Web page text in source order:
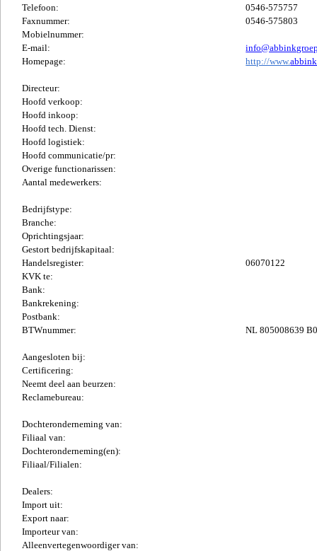
Telefoon:
0546-575757
Faxnummer:
0546-575803
Mobielnummer:
E-mail:
Homepage:
http://www.
Directeur:
Hoofd verkoop:
Hoofd inkoop:
Hoofd tech. Dienst:
Hoofd logistiek:
Hoofd communicatie/pr:
Overige functionarissen:
Aantal medewerkers:
Bedrijfstype:
Branche:
Oprichtingsjaar:
Gestort bedrijfskapitaal:
Handelsregister:
06070122
KVK te:
Bank:
Bankrekening:
Postbank:
BTWnummer:
NL 805008639
Aangesloten bij:
Certificering:
Neemt deel aan beurzen:
Reclamebureau:
Dochteronderneming van:
Filiaal van:
Dochteronderneming(en):
Filiaal/Filialen:
Dealers:
Import uit:
Export naar:
Importeur van:
Alleenvertegenwoordiger van: